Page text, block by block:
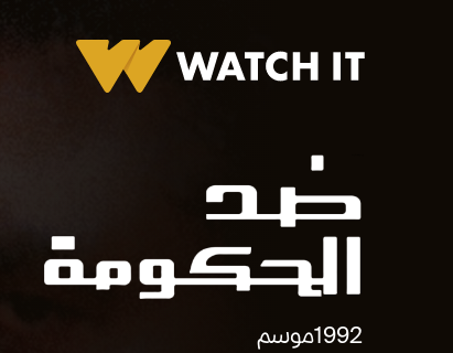
1992موسم